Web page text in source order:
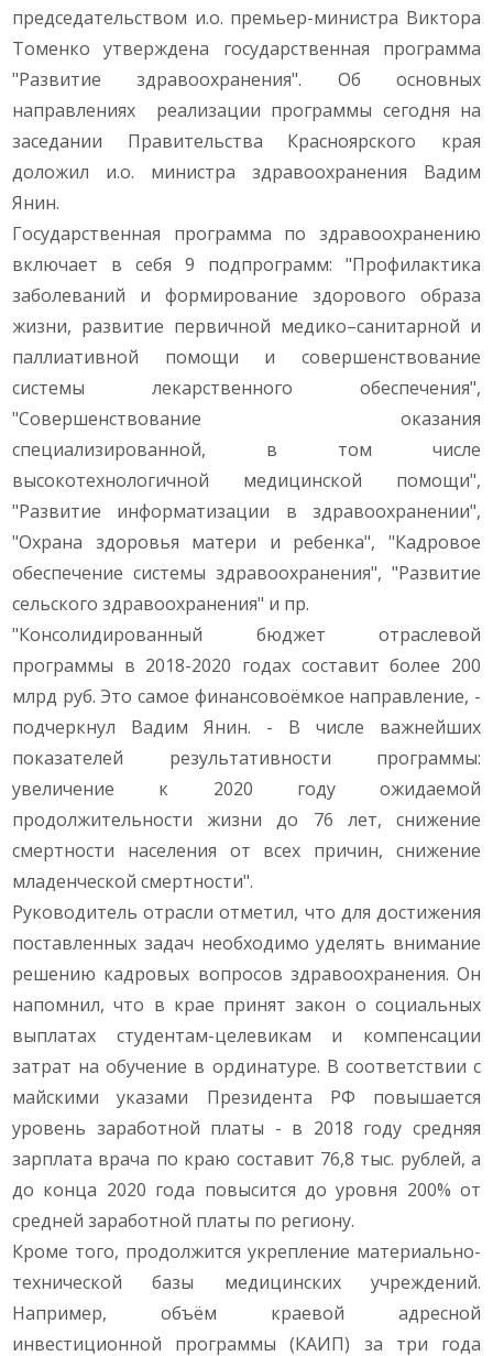
председательством и.о. премьер-министра Виктора
Томенко утверждена государственная программа
"Развитие здравоохранения". Об основных
направлениях реализации программы сегодня на
заседании Правительства Красноярского края
доложил и.о. министра здравоохранения Вадим
Янин.
Государственная программа по здравоохранению
включает в себя 9 подпрограмм: "Профилактика
заболеваний и формирование здорового образа
жизни, развитие первичной медико–санитарной и
паллиативной помощи и совершенствование
системы лекарственного обеспечения",
"Совершенствование оказания
специализированной, в том числе
высокотехнологичной медицинской помощи",
"Развитие информатизации в здравоохранении",
"Охрана здоровья матери и ребенка", "Кадровое
обеспечение системы здравоохранения", "Развитие
сельского здравоохранения" и пр.
"Консолидированный бюджет отраслевой
программы в 2018-2020 годах составит более 200
млрд руб. Это самое финансовоёмкое направление, -
подчеркнул Вадим Янин. - В числе важнейших
показателей результативности программы:
увеличение к 2020 году ожидаемой
продолжительности жизни до 76 лет, снижение
смертности населения от всех причин, снижение
младенческой смертности".
Руководитель отрасли отметил, что для достижения
поставленных задач необходимо уделять внимание
решению кадровых вопросов здравоохранения. Он
напомнил, что в крае принят закон о социальных
выплатах студентам-целевикам и компенсации
затрат на обучение в ординатуре. В соответствии с
майскими указами Президента РФ повышается
уровень заработной платы - в 2018 году средняя
зарплата врача по краю составит 76,8 тыс. рублей, а
до конца 2020 года повысится до уровня 200% от
средней заработной платы по региону.
Кроме того, продолжится укрепление материально-
технической базы медицинских учреждений.
Например, объём краевой адресной
инвестиционной программы (КАИП) за три года